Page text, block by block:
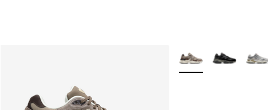
Plus de couleurs